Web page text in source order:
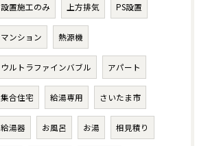
設置施工のみ 上方排気 PS設置
マンション 熱源機
ウルトラファインバブル アパート
集合住宅 給湯専用 さいたま市
給湯器 お風呂 お湯 相見積り